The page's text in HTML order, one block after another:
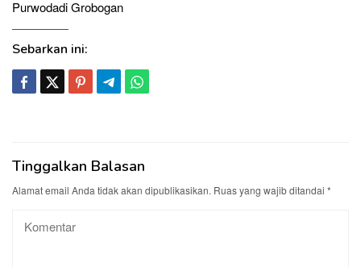
Purwodadi Grobogan
Sebarkan ini:
Tinggalkan Balasan
Alamat email Anda tidak akan dipublikasikan. Ruas yang wajib ditandai *